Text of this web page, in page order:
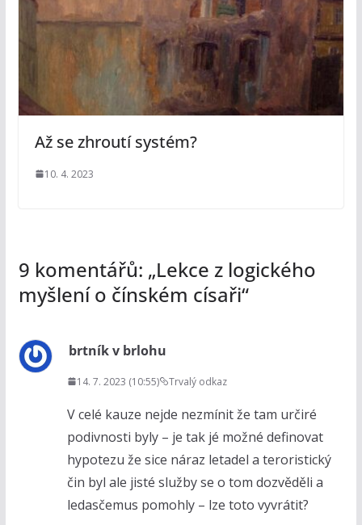
Až se zhroutí systém?
10. 4. 2023
9 komentářů: „Lekce z logického
myšlení o čínském císaři“
brtník v brlohu
14. 7. 2023 (10:55) Trvalý odkaz
V celé kauze nejde nezmínit že tam určiré
podivnosti byly – je tak jé možné definovat
hypotezu že sice náraz letadel a teroristický
čin byl ale jisté služby se o tom dozvěděli a
ledasčemus pomohly – lze toto vyvrátit?